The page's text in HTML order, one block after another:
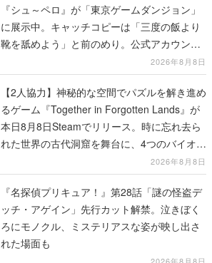
『シュ～ペロ』が「東京ゲームダンジョン」
に展示中。キャッチコピーは「三度の飯より
靴を舐めよう」と前のめり。公式アカウント
も開設され、2026年リリースに向けて開発中
2026年8月8日
【2人協力】神秘的な空間でパズルを解き進め
るゲーム『Together in Forgotten Lands』が
本日8月8日Steamでリリース。時に忘れ去ら
れた世界の古代洞窟を舞台に、4つのバイオー
2026年8月8日
『名探偵プリキュア！』第28話「謎の怪盗デ
ッチ・アゲイン」先行カット解禁。泣きぼく
ろにモノクル、ミステリアスな姿が映し出さ
れた場面も
2026年8月8日